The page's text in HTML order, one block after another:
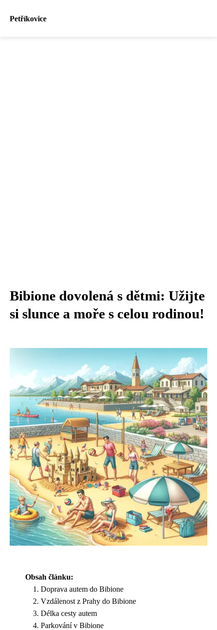
Petříkovice
Bibione dovolená s dětmi: Užijte
si slunce a moře s celou rodinou!
Obsah článku:
Doprava autem do Bibione
Vzdálenost z Prahy do Bibione
Délka cesty autem
Parkování v Bibione